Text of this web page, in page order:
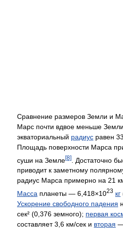
Сравнение размеров Земли и
Марс почти вдвое меньше
экваториальный радиус равен
Площадь поверхности Марса
суши на Земле[8]
. Достаточно
приводит к заметному
радиус Марса примерно на 21
Масса планеты — 6,418×1023 кг
Ускорение свободного падения
сек² (0,376 земного); первая
составляет 3,6 км/сек и вторая —